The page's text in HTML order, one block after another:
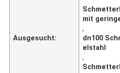
Ausgesucht:
mit
,
dn100
elstahl
,